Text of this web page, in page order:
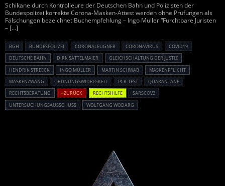
Schikane durch Kontrolleure der Deutschen Bahn und Polizisten der
Bundespolizei korrekte Corona-Masken-Attest werden ohne Prüfungen als
Fälschungen bezeichnet Buchempfehlung – Ingo Müller “Furchtbare Juristen
– […]
BGH BUNDESPOLIZEI CORONALEUGNER CORONAVIRUS
COVID19
DEUTSCHE BAHN
DIRK SATTELMAIER
GLEICHSCHALTUNG DER JUSTIZ
HENDRIK STREECK
INGO MÜLLER MARTIN SCHWAB
MASKENPFLICHT
MASKENZWANG
ORDNUNGSWIDRIGKEIT PCR-TEST
QUARANTÄNE
RECHTSBERATUNG
« ZURÜCK RECHTSHILFE
SARSCOV2
UNTERSUCHUNGSAUSSCHUSS
WOLFGANG WODARG